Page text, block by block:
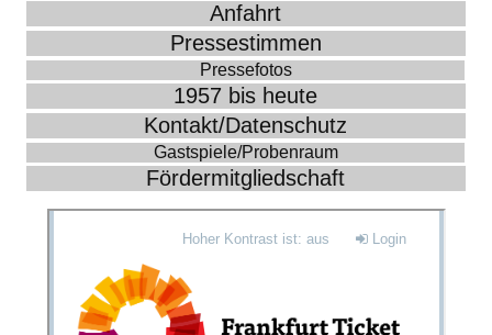
Anfahrt
Pressestimmen
Pressefotos
1957 bis heute
Kontakt/Datenschutz
Gastspiele/Probenraum
Fördermitgliedschaft